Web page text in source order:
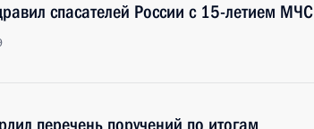
спасателей России с 15-летием МЧС
перечень поручений по итогам